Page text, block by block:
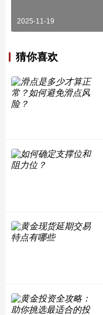
2025-11-19
猜你喜欢